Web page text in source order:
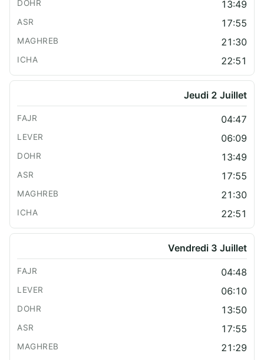
13:49
17:55
21:30
22:51
Jeudi 2 Juillet
04:47
06:09
13:49
17:55
21:30
22:51
Vendredi 3 Juillet
04:48
06:10
13:50
17:55
21:29